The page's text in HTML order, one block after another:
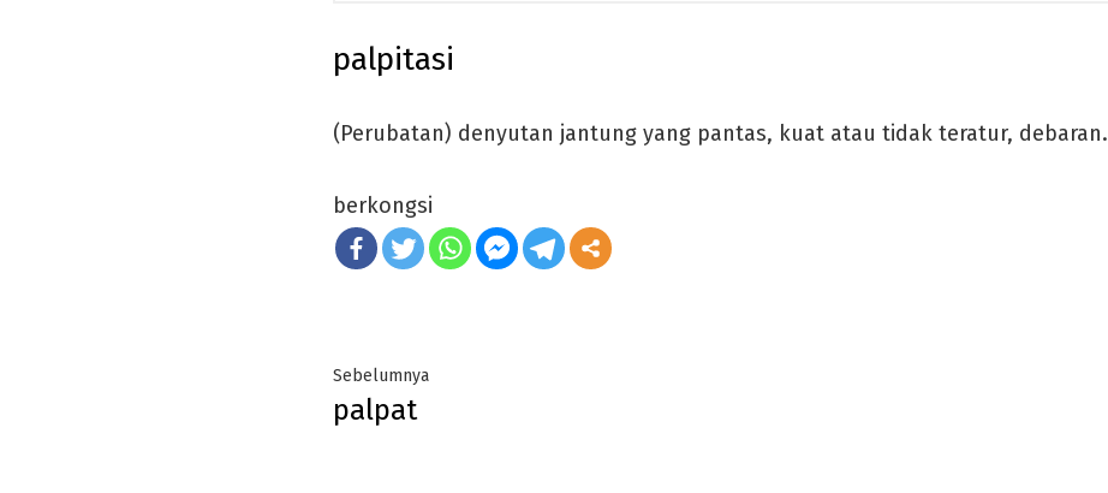
palpitasi
(Perubatan) denyutan jantung yang pantas, kuat atau tidak teratur, debaran.
berkongsi
Post
navigation
SebelumnyaPrevious
palpat